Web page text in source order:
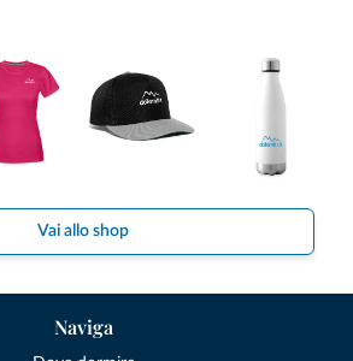
Vai allo shop
Naviga